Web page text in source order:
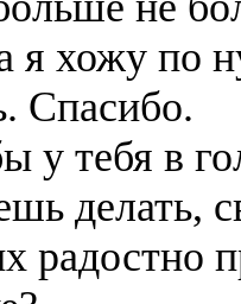
я хожу по
Спасибо.
тебя в
делать,
радостно